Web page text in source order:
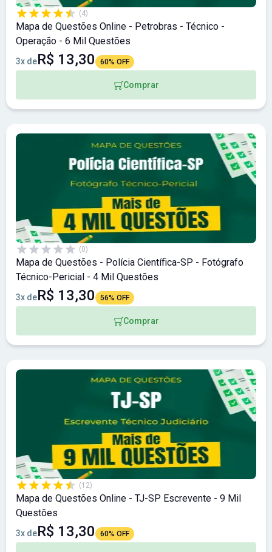
(4)
Mapa de Questões Online - Petrobras - Técnico -
Operação - 6 Mil Questões
3x deR$ 13,30 60% OFF
Comprar
(0)
Mapa de Questões - Polícia Científica-SP - Fotógrafo
Técnico-Pericial - 4 Mil Questões
3x deR$ 13,30 56% OFF
Comprar
(12)
Mapa de Questões Online - TJ-SP Escrevente - 9 Mil
Questões
3x deR$ 13,30 60% OFF